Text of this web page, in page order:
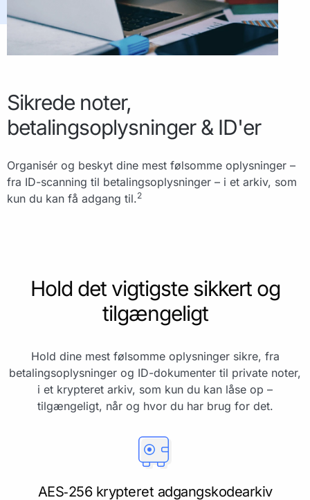
Sikrede noter,
betalingsoplysninger & ID'er
Organisér og beskyt dine mest følsomme oplysninger –
fra ID-scanning til betalingsoplysninger – i et arkiv, som
kun du kan få adgang til.2
Hold det vigtigste sikkert og
tilgængeligt
Hold dine mest følsomme oplysninger sikre, fra
betalingsoplysninger og ID-dokumenter til private noter,
i et krypteret arkiv, som kun du kan låse op –
tilgængeligt, når og hvor du har brug for det.
AES‑256 krypteret adgangskodearkiv